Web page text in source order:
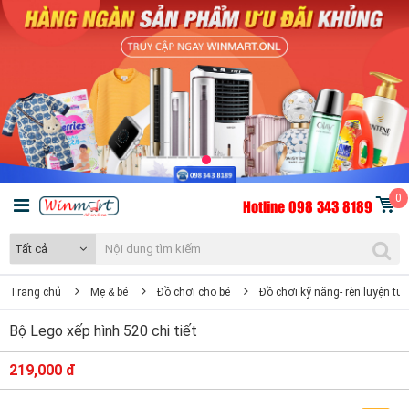
Hotline 098 343 8189 0
Tất cả
Trang chủ Mẹ & bé Đồ chơi cho bé Đồ chơi kỹ năng- rèn luyện tư
Bộ Lego xếp hình 520 chi tiết
219,000 đ